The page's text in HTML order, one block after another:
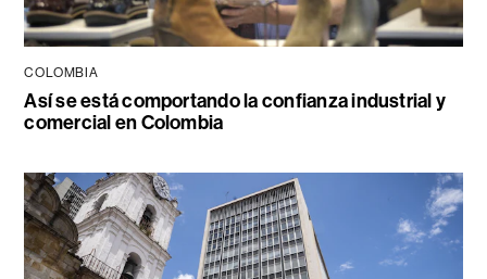
COLOMBIA
Así se está comportando la confianza industrial y
comercial en Colombia